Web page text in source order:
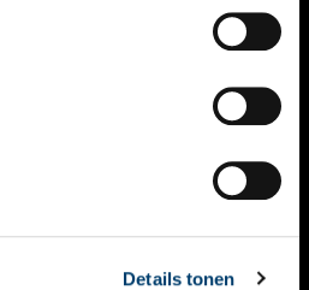
Details tonen